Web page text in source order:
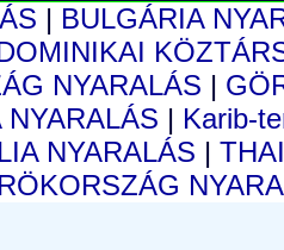
| BULGÁRIA
NYARALÁS |
NYARALÁS | Karib-
NYARALÁS |